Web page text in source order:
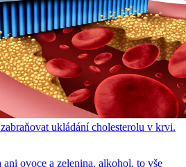
ukládání cholesterolu v krvi.
ovoce a zelenina, alkohol, to vše